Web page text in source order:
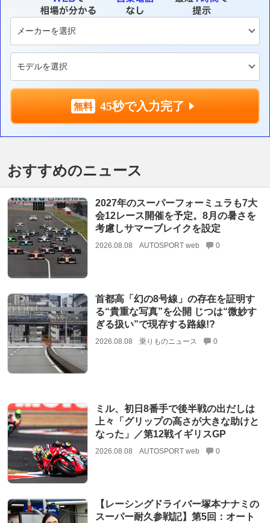
45秒で入力完了
おすすめのニュース
2027年のスーパーフォーミュラも7大
会12レース開催を予定。8月の暑さを
考慮しサマーブレイクを設定
2026.08.08 AUTOSPORT web 0
首都高「幻の8号線」の存在を証明す
る“貴重な写真”を公開 じつは“微妙す
ぎる扱い”で現存する路線!?
2026.08.08 乗りものニュース 0
ミル、初日8番手で後半戦の出だしは
上々「グリップの高さが大きな助けと
なった」／第12戦イギリスGP
2026.08.08 AUTOSPORT web 0
【レーシングドライバー塚本ナナミの
スーパー耐久参戦記】第5回：オート